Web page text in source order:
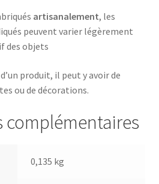
artisanalement, les
peuvent varier légèrement
des objets
produit, il peut y avoir de
ou de décorations.
0,135 kg